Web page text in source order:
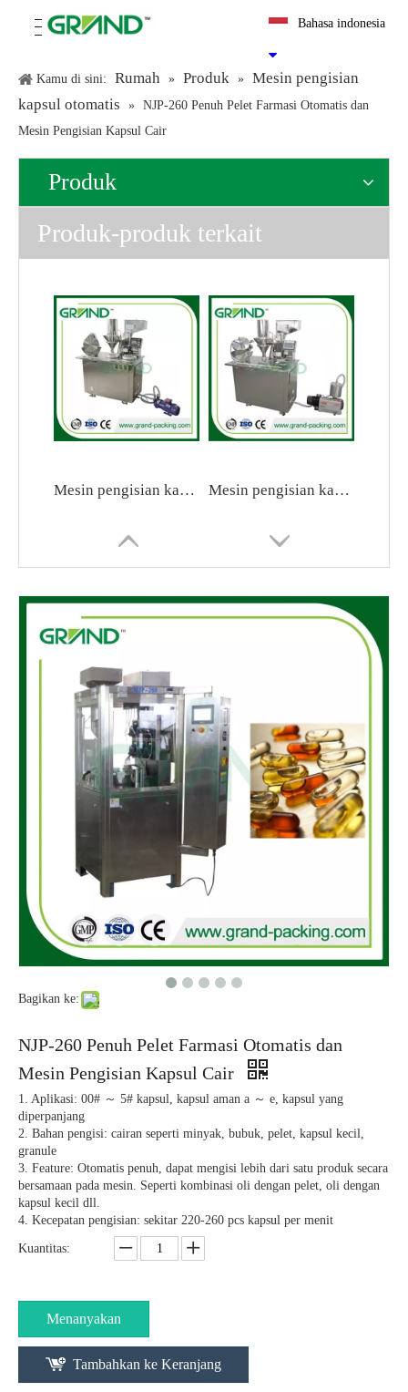
Bahasa indonesia
Kamu di sini: Rumah » Produk » Mesin pengisian
kapsul otomatis
» NJP-260 Penuh Pelet Farmasi Otomatis dan
Mesin Pengisian Kapsul Cair
Produk
Produk-produk terkait
Mesin pengisian kapsul semi otomatis dtj-c Mesin pengisian kapsul semi otomatis
LFP-150A Mesin pemoles kapsul vertikal NJP-600 Mesin Pengisian Kapsul Bubuk Otomatis Penuh
Bagikan ke:
NJP-260 Penuh Pelet Farmasi Otomatis dan
Mesin Pengisian Kapsul Cair
1. Aplikasi: 00# ～ 5# kapsul, kapsul aman a ～ e, kapsul yang
diperpanjang
2. Bahan pengisi: cairan seperti minyak, bubuk, pelet, kapsul kecil,
granule
3. Feature: Otomatis penuh, dapat mengisi lebih dari satu produk secara
bersamaan pada mesin. Seperti kombinasi oli dengan pelet, oli dengan
kapsul kecil dll.
4. Kecepatan pengisian: sekitar 220-260 pcs kapsul per menit
Kuantitas:
Menanyakan
Tambahkan ke Keranjang